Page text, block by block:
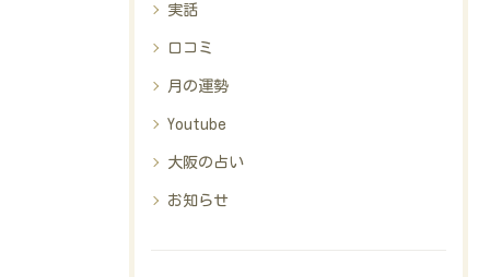
実話
口コミ
月の運勢
Youtube
大阪の占い
お知らせ